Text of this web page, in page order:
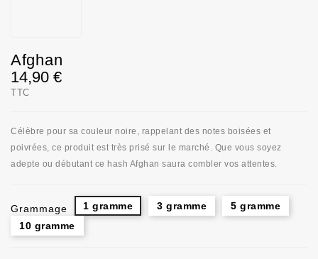
Afghan
14,90 €
TTC
Célèbre pour sa couleur noire, rappelant des notes boisées et
poivrées, ce produit est très prisé sur le marché. Que vous soyez
adepte ou débutant ce hash Afghan saura combler vos attentes.
Grammage 1 gramme 3 gramme
5 gramme
10 gramme